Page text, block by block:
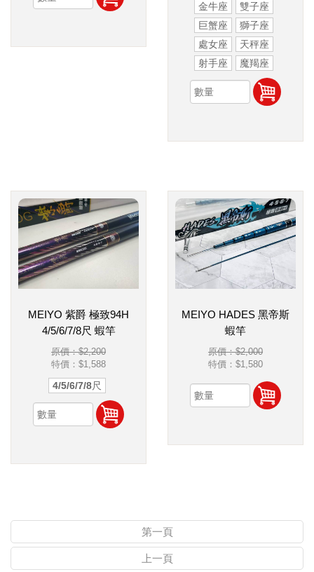
金牛座
雙子座
巨蟹座
獅子座
處女座
天秤座
射手座
魔羯座
MEIYO 紫爵 極致94H
4/5/6/7/8尺 蝦竿
原價：$2,200
特價： $1,588
4/5/6/7/8尺
MEIYO HADES 黑帝斯
蝦竿
原價：$2,000
特價： $1,580
第一頁
上一頁